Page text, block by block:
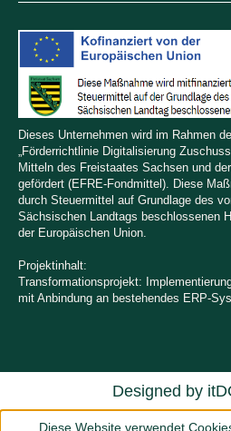
Dieses Unternehmen wird im Rahmen
„Förderrichtlinie Digitalisierung
Mitteln des Freistaates Sachsen und
gefördert (EFRE-Fondmittel). Diese
durch Steuermittel auf Grundlage des
Sächsischen Landtags beschlossenen
der Europäischen Union.
Projektinhalt:
Transformationsprojekt:
mit Anbindung an bestehendes ERP-
Designed by
Diese Website verwendet